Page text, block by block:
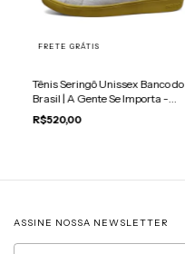
FRETE GRÁTIS
Tênis Seringô Unissex Banco do
Brasil | A Gente Se Importa -
Branco
R$520,00
ASSINE NOSSA NEWSLETTER